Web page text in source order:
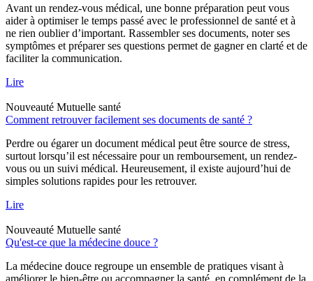
Avant un rendez-vous médical, une bonne préparation peut vous
aider à optimiser le temps passé avec le professionnel de santé et à
ne rien oublier d’important. Rassembler ses documents, noter ses
symptômes et préparer ses questions permet de gagner en clarté et de
faciliter la communication.
Lire
Nouveauté Mutuelle santé
Comment retrouver facilement ses documents de santé ?
Perdre ou égarer un document médical peut être source de stress,
surtout lorsqu’il est nécessaire pour un remboursement, un rendez-
vous ou un suivi médical. Heureusement, il existe aujourd’hui de
simples solutions rapides pour les retrouver.
Lire
Nouveauté Mutuelle santé
Qu'est-ce que la médecine douce ?
La médecine douce regroupe un ensemble de pratiques visant à
améliorer le bien-être ou accompagner la santé, en complément de la